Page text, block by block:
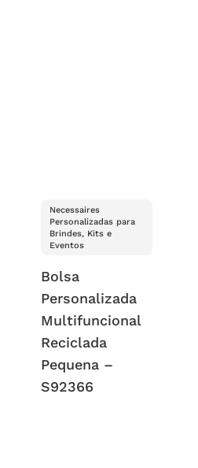
Necessaires
Personalizadas para
Brindes, Kits e
Eventos
Bolsa
Personalizada
Multifuncional
Reciclada
Pequena –
S92366